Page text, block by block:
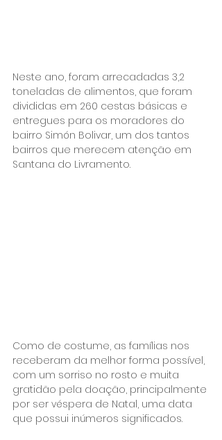
Neste ano, foram arrecadadas 3,2
toneladas de alimentos, que foram
divididas em 260 cestas básicas e
entregues para os moradores do
bairro Simón Bolivar, um dos tantos
bairros que merecem atenção em
Santana do Livramento.
Como de costume, as famílias nos
receberam da melhor forma possível,
com um sorriso no rosto e muita
gratidão pela doação, principalmente
por ser véspera de Natal, uma data
que possui inúmeros significados.